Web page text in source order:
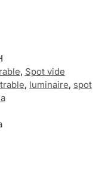
, Spot vide
, luminaire, spot